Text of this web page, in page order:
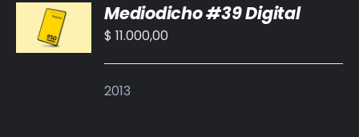
AL
CARRITO
/
Mediodicho #39 Digital
$ 11.000,00
2013